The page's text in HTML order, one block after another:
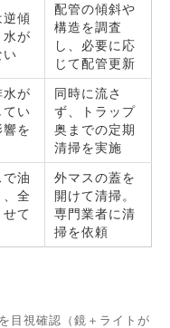
傾
水が
い
配管の傾斜や
構造を調査
し、必要に応
じて配管更新
水が
てい
を
同時に流さ
ず、トラップ
奥までの定期
清掃を実施
油
、全
て
外マスの蓋を
開けて清掃。
専門業者に清
掃を依頼
目視確認（鏡＋ライトが